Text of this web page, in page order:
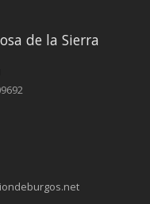
de la Sierra